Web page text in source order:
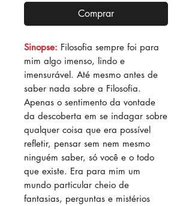
Comprar
Sinopse: Filosofia sempre foi para
mim algo imenso, lindo e
imensurável. Até mesmo antes de
saber nada sobre a Filosofia.
Apenas o sentimento da vontade
da descoberta em se indagar sobre
qualquer coisa que era possível
refletir, pensar sem nem mesmo
ninguém saber, só você e o todo
que existe. Era para mim um
mundo particular cheio de
fantasias, perguntas e mistérios